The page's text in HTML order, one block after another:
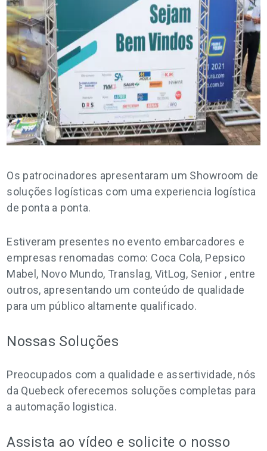
Os patrocinadores apresentaram um Showroom de
soluções logísticas com uma experiencia logística
de ponta a ponta.
Estiveram presentes no evento embarcadores e
empresas renomadas como: Coca Cola, Pepsico
Mabel, Novo Mundo, Translag, VitLog, Senior , entre
outros, apresentando um conteúdo de qualidade
para um público altamente qualificado.
Nossas Soluções
Preocupados com a qualidade e assertividade, nós
da Quebeck oferecemos soluções completas para
a automação logistica.
Assista ao vídeo e solicite o nosso